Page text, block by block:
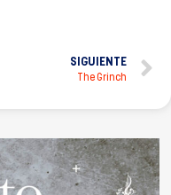
SIGUIENTE
The Grinch